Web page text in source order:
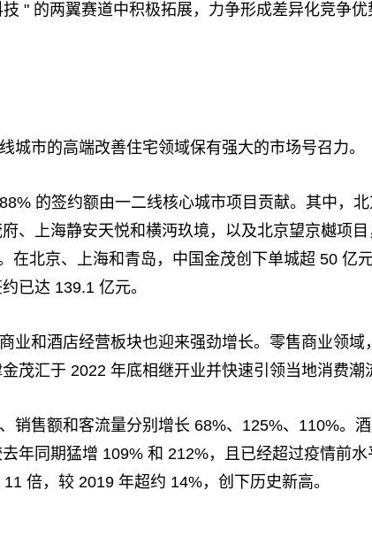
" 的两翼赛道中积极拓展，力争形成差异化竞争优
城市的高端改善住宅领域保有强大的市场号召力。
的签约额由一二线核心城市项目贡献。其中，
、上海静安天悦和横沔玖境，以及北京望京樾项目
在北京、上海和青岛，中国金茂创下单城超 50 亿
已达 139.1 亿元。
业和酒店经营板块也迎来强劲增长。零售商业领域
茂汇于 2022 年底相继开业并快速引领当地消费潮
销售额和客流量分别增长 68%、125%、110%。
年同期猛增 109% 和 212%，且已经超过疫情前水
倍，较 2019 年超约 14%，创下历史新高。